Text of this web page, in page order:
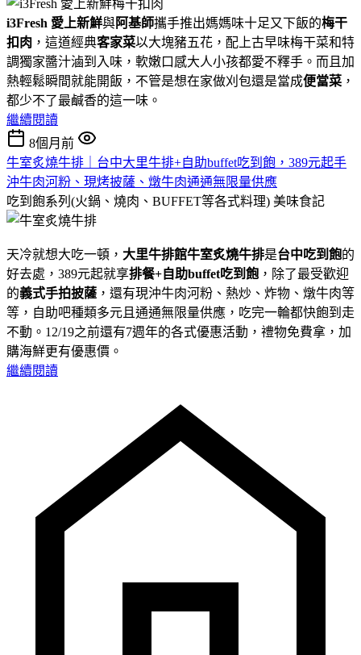
i3Fresh 愛上新鮮與阿基師攜手推出媽媽味十足又下飯的梅干
扣肉 ，這道經典客家菜以大塊豬五花，配上古早味梅干菜和特
調獨家醬汁滷到入味，軟嫩口感大人小孩都愛不釋手。而且加
熱輕鬆瞬間就能開飯，不管是想在家做刈包還是當成便當菜 ，
都少不了最鹹香的這一味。
繼續閱讀
8個月前
牛室炙燒牛排｜台中大里牛排+自助buffet吃到飽，389元起手
沖牛肉河粉、現烤披薩、燉牛肉通通無限量供應
吃到飽系列(火鍋、燒肉、BUFFET等各式料理) 美味食記
天冷就想大吃一頓， 大里牛排館牛室炙燒牛排是台中吃到飽的
好去處，389元起就享排餐+自助buffet吃到飽 ，除了最受歡迎
的義式手拍披薩 ，還有現沖牛肉河粉、熱炒、炸物、燉牛肉等
等，自助吧種類多元且通通無限量供應，吃完一輪都快飽到走
不動。12/19之前還有7週年的各式優惠活動，禮物免費拿，加
購海鮮更有優惠價。
繼續閱讀